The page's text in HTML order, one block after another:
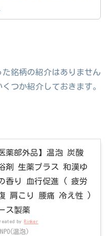
銘柄の紹介はありません
つか紹介しておきます。
医薬部外品】温泡 炭酸
剤 生薬プラス 和漢ゆ
香り 血行促進 ( 疲労
肩こり 腰痛 冷え性 )
ス製薬
by Rinker
温泡)